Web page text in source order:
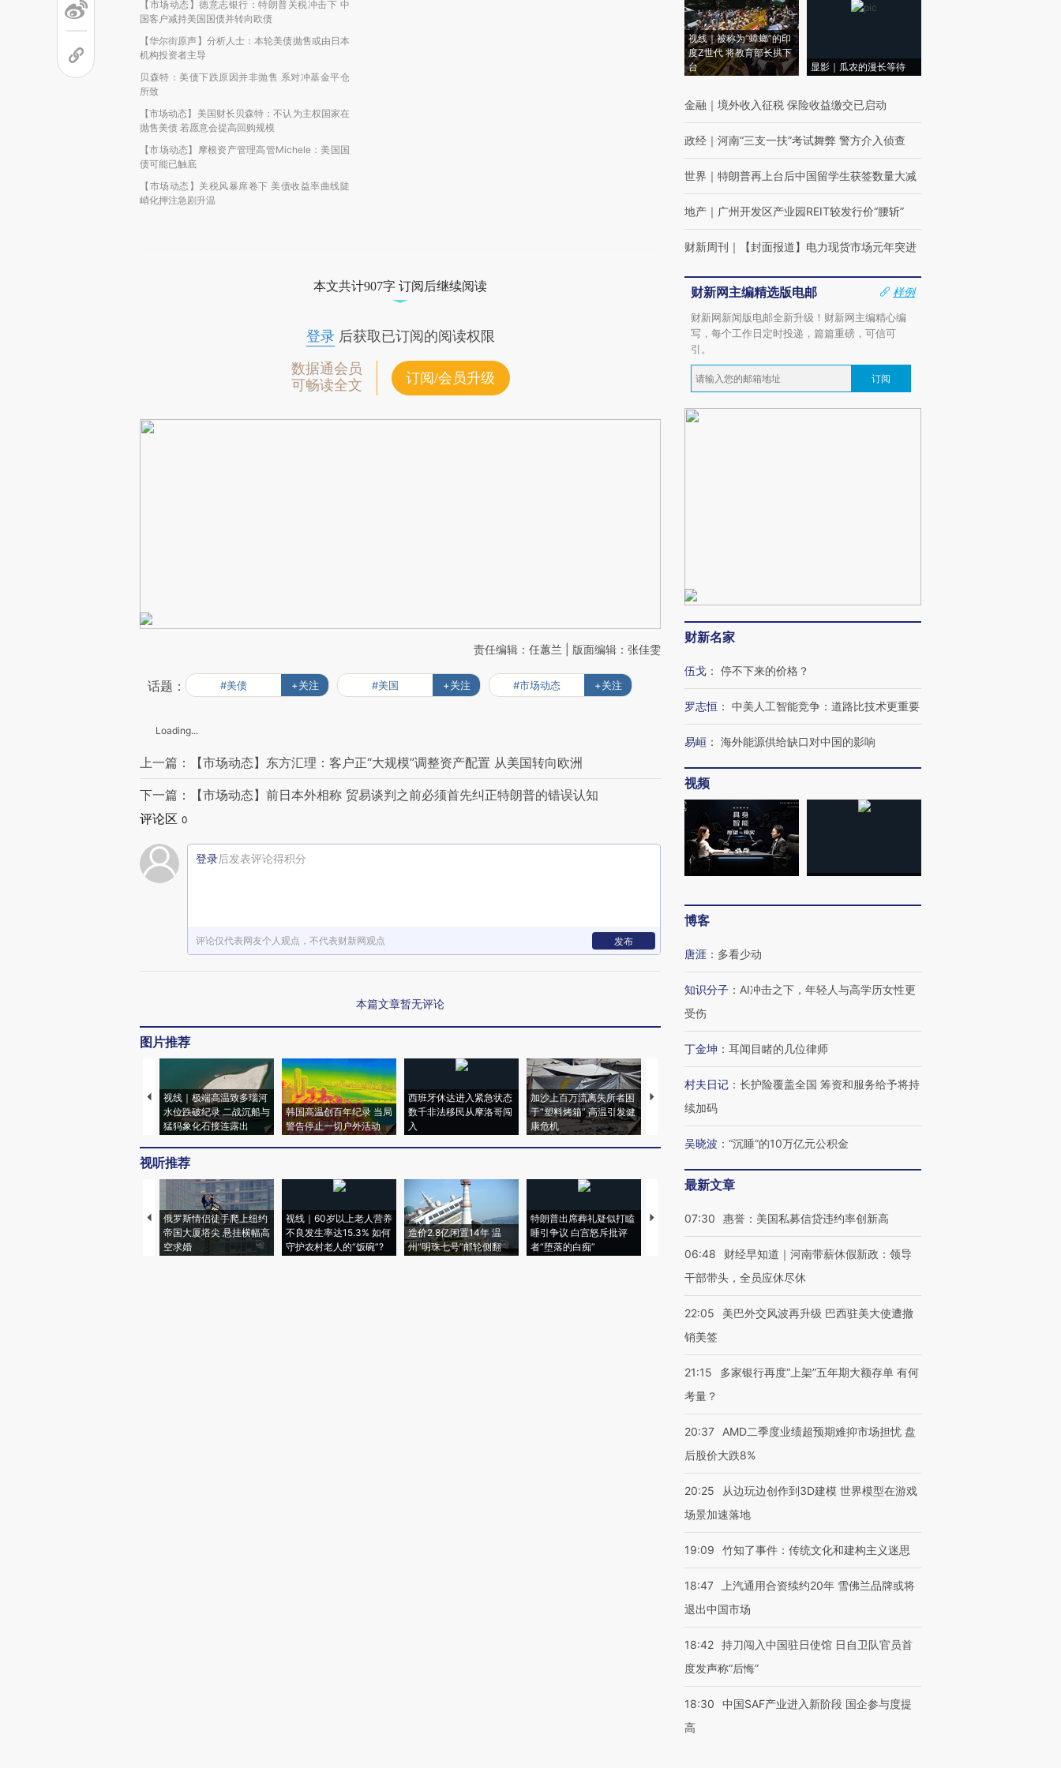
【市场动态】德意志银行：特朗普关税冲击下 中
国客户减持美国国债并转向欧债
【华尔街原声】分析人士：本轮美债抛售或由日本
机构投资者主导
贝森特：美债下跌原因并非抛售 系对冲基金平仓
所致
【市场动态】美国财长贝森特：不认为主权国家在
抛售美债 若愿意会提高回购规模
【市场动态】摩根资产管理高管Michele：美国国
债可能已触底
【市场动态】关税风暴席卷下 美债收益率曲线陡
峭化押注急剧升温
本文共计907字 订阅后继续阅读
登录后获取已订阅的阅读权限
数据通会员
可畅读全文
订阅/会员升级
责任编辑：任蕙兰 | 版面编辑：张佳雯
话题： #美债 +关注 #美国 +关注 #市场动态 +关注
Loading...
上一篇：【市场动态】东方汇理：客户正“大规模”调整资产配置 从美国转向欧洲
下一篇：【市场动态】前日本外相称 贸易谈判之前必须首先纠正特朗普的错误认知
评论区 0
登录后发表评论得积分
评论仅代表网友个人观点，不代表财新网观点 发布
本篇文章暂无评论
图片推荐
视线｜极端高温致多瑙河
水位跌破纪录 二战沉船与
猛犸象化石接连露出
韩国高温创百年纪录 当局
警告停止一切户外活动
西班牙休达进入紧急状态
数千非法移民从摩洛哥闯
入
加沙上百万流离失所者困
于“塑料烤箱” 高温引发健
康危机
马航飞行员跨国走私7万
粒摇头丸 尿检体内含3种
要防空导弹“救急”
13人遇难
视听推荐
俄罗斯情侣徒手爬上纽约
帝国大厦塔尖 悬挂横幅高
空求婚
视线｜60岁以上老人营养
不良发生率达15.3% 如何
守护农村老人的“饭碗”?
造价2.8亿闲置14年 温
州“明珠七号”邮轮侧翻
特朗普出席葬礼疑似打瞌
睡引争议 白宫怒斥批评
者“堕落的白痴”
视线｜全球最热百城独占
阿根廷3-0阿尔及利亚
兹奖得主的“非天才”拼图
视线｜被称为“蟑螂”的印
度Z世代 将教育部长拱下
台
显影｜瓜农的漫长等待
金融 ｜ 境外收入征税 保险收益缴交已启动
政经 ｜ 河南“三支一扶”考试舞弊 警方介入侦查
世界 ｜ 特朗普再上台后中国留学生获签数量大减
地产 ｜ 广州开发区产业园REIT较发行价“腰斩”
财新周刊 ｜ 【封面报道】电力现货市场元年突进
财新网主编精选版电邮
样例
财新网新闻版电邮全新升级！财新网主编精心编
写，每个工作日定时投递，篇篇重磅，可信可
引。
订阅
财新名家
伍戈 ： 停不下来的价格？
罗志恒 ： 中美人工智能竞争：道路比技术更重要
易峘 ： 海外能源供给缺口对中国的影响
视频
博客
唐涯 ： 多看少动
知识分子 ： AI冲击之下，年轻人与高学历女性更
受伤
丁金坤 ： 耳闻目睹的几位律师
村夫日记 ： 长护险覆盖全国 筹资和服务给予将持
续加码
吴晓波 ： “沉睡”的10万亿元公积金
最新文章
07:30 惠誉：美国私募信贷违约率创新高
06:48
财经早知道｜河南带薪休假新政：领导
干部带头，全员应休尽休
22:05
美巴外交风波再升级 巴西驻美大使遭撤
销美签
21:15
多家银行再度“上架”五年期大额存单 有何
考量？
20:37
AMD二季度业绩超预期难抑市场担忧 盘
后股价大跌8%
20:25
从边玩边创作到3D建模 世界模型在游戏
场景加速落地
19:09 竹知了事件：传统文化和建构主义迷思
18:47
上汽通用合资续约20年 雪佛兰品牌或将
退出中国市场
18:42 持刀闯入中国驻日使馆 日自卫队官员首
度发声称“后悔”
18:30
中国SAF产业进入新阶段 国企参与度提
高